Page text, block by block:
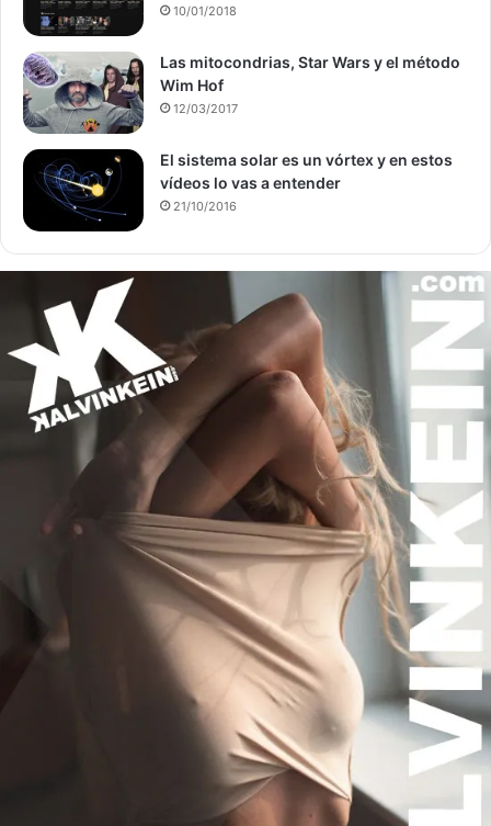
10/01/2018
Las mitocondrias, Star Wars y el método
Wim Hof
12/03/2017
El sistema solar es un vórtex y en estos
vídeos lo vas a entender
21/10/2016